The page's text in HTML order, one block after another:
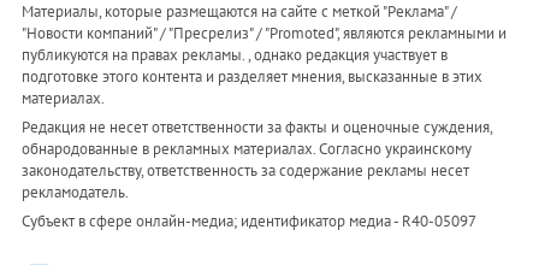
Материалы, которые размещаются на сайте с меткой "Реклама" /
"Новости компаний" / "Пресрелиз" / "Promoted", являются рекламными и
публикуются на правах рекламы. , однако редакция участвует в
подготовке этого контента и разделяет мнения, высказанные в этих
материалах.
Редакция не несет ответственности за факты и оценочные суждения,
обнародованные в рекламных материалах. Согласно украинскому
законодательству, ответственность за содержание рекламы несет
рекламодатель.
Субъект в сфере онлайн-медиа; идентификатор медиа - R40-05097